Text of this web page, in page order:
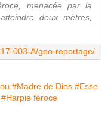
menacée par la
deux mètres,
003-A/geo-reportage/
#Madre de Dios #Esse
#Harpie féroce